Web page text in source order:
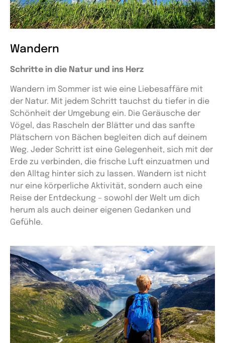
Wandern
Schritte in die Natur und ins Herz
Wandern im Sommer ist wie eine Liebesaffäre mit
der Natur. Mit jedem Schritt tauchst du tiefer in die
Schönheit der Umgebung ein. Die Geräusche der
Vögel, das Rascheln der Blätter und das sanfte
Plätschern von Bächen begleiten dich auf deinem
Weg. Jeder Schritt ist eine Gelegenheit, sich mit der
Erde zu verbinden, die frische Luft einzuatmen und
den Alltag hinter sich zu lassen. Wandern ist nicht
nur eine körperliche Aktivität, sondern auch eine
Reise der Entdeckung – sowohl der Welt um dich
herum als auch deiner eigenen Gedanken und
Gefühle.